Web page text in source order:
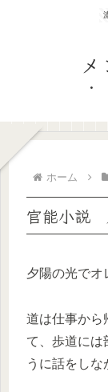
ホーム
官能小説
夕陽の光でオ
道は仕事から
て、歩道には
うに話をしな